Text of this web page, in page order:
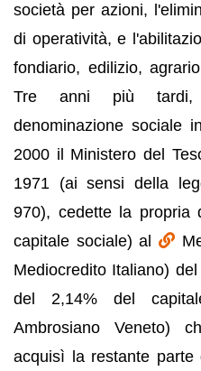
società per azioni,
di operatività, e
fondiario, edilizio,
Tre anni più tardi,
denominazione sociale
2000 il Ministero del
1971 (ai sensi della
970), cedette la propria
capitale sociale) al
Mediocredito Italiano)
del 2,14% del
Ambrosiano Veneto)
acquisì la restante parte